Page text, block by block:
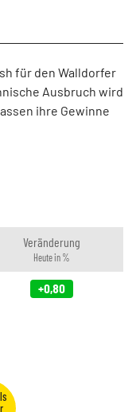
für den Walldorfer
Ausbruch wird
ihre Gewinne
Veränderung
Heute in %
+0,80